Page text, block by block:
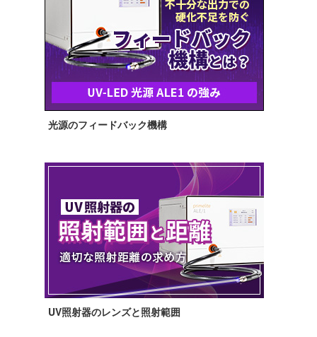
光源のフィードバック機構
UV照射器のレンズと照射範囲